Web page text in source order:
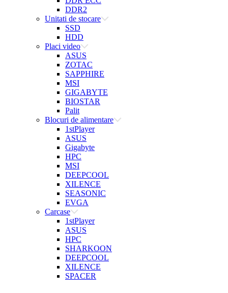
DDR2
Unitati de stocare
SSD
HDD
Placi video
ASUS
ZOTAC
SAPPHIRE
MSI
GIGABYTE
BIOSTAR
Palit
Blocuri de alimentare
1stPlayer
ASUS
Gigabyte
HPC
MSI
DEEPCOOL
XILENCE
SEASONIC
EVGA
Carcase
1stPlayer
ASUS
HPC
SHARKOON
DEEPCOOL
XILENCE
SPACER